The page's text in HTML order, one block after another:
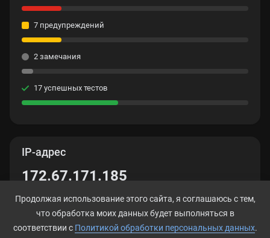
IP-адрес
172.67.171.185
7 предупреждений
2 замечания
17 успешных тестов
Продолжая использование этого сайта, я соглашаюсь с тем,
что обработка моих данных будет выполняться в
соответствии с Политикой обработки персональных данных.